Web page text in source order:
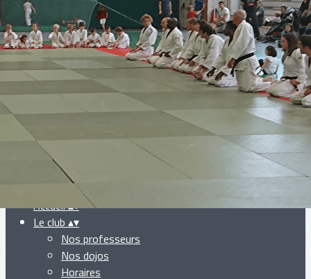
Exporter les lignes sélectionnées
Exporter toutes les colonnes
Exporter uniquement les colonnes affichées
Menu
Ajoutez un logo, un bouton, des réseaux sociaux
Cliquez pour éditer
Accueil▴▾
Le club ▴▾
Nos professeurs
Nos dojos
Horaires